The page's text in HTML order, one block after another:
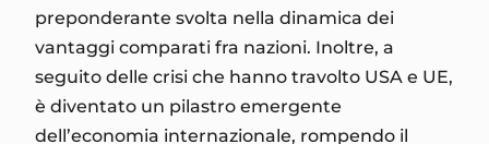
preponderante svolta nella dinamica dei
vantaggi comparati fra nazioni. Inoltre, a
seguito delle crisi che hanno travolto USA e UE,
è diventato un pilastro emergente
dell’economia internazionale, rompendo il